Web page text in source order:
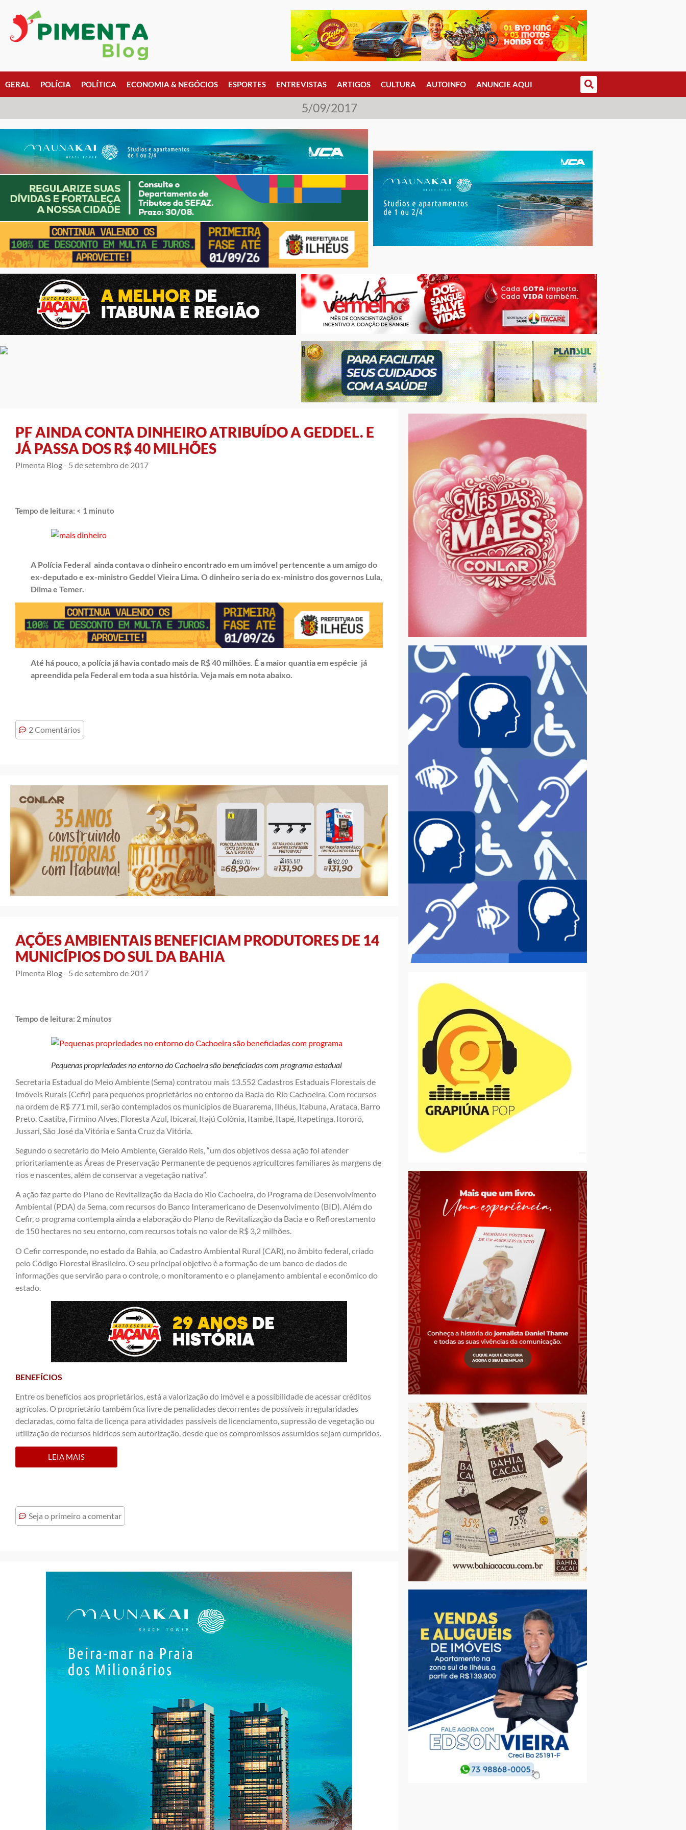
GERAL POLÍCIA POLÍTICA ECONOMIA & NEGÓCIOS ESPORTES ENTREVISTAS ARTIGOS CULTURA AUTOINFO ANUNCIE AQUI
5/09/2017
PF AINDA CONTA DINHEIRO ATRIBUÍDO A GEDDEL. E
JÁ PASSA DOS R$ 40 MILHÕES
Pimenta Blog - 5 de setembro de 2017
Tempo de leitura: < 1 minuto
A Polícia Federal ainda contava o dinheiro encontrado em um imóvel pertencente a um amigo do
ex-deputado e ex-ministro Geddel Vieira Lima. O dinheiro seria do ex-ministro dos governos Lula,
Dilma e Temer.
Até há pouco, a polícia já havia contado mais de R$ 40 milhões. É a maior quantia em espécie já
apreendida pela Federal em toda a sua história. Veja mais em nota abaixo.
2 Comentários
AÇÕES AMBIENTAIS BENEFICIAM PRODUTORES DE 14
MUNICÍPIOS DO SUL DA BAHIA
Pimenta Blog - 5 de setembro de 2017
Tempo de leitura: 2 minutos
Pequenas propriedades no entorno do Cachoeira são beneficiadas com programa estadual
Secretaria Estadual do Meio Ambiente (Sema) contratou mais 13.552 Cadastros Estaduais Florestais de
Imóveis Rurais (Cefir) para pequenos proprietários no entorno da Bacia do Rio Cachoeira. Com recursos
na ordem de R$ 771 mil, serão contemplados os municípios de Buararema, Ilhéus, Itabuna, Arataca, Barro
Preto, Caatiba, Firmino Alves, Floresta Azul, Ibicaraí, Itajú Colônia, Itambé, Itapé, Itapetinga, Itororó,
Jussari, São José da Vitória e Santa Cruz da Vitória.
Segundo o secretário do Meio Ambiente, Geraldo Reis, “um dos objetivos dessa ação foi atender
prioritariamente as Áreas de Preservação Permanente de pequenos agricultores familiares às margens de
rios e nascentes, além de conservar a vegetação nativa”.
A ação faz parte do Plano de Revitalização da Bacia do Rio Cachoeira, do Programa de Desenvolvimento
Ambiental (PDA) da Sema, com recursos do Banco Interamericano de Desenvolvimento (BID). Além do
Cefir, o programa contempla ainda a elaboração do Plano de Revitalização da Bacia e o Reflorestamento
de 150 hectares no seu entorno, com recursos totais no valor de R$ 3,2 milhões.
O Cefir corresponde, no estado da Bahia, ao Cadastro Ambiental Rural (CAR), no âmbito federal, criado
pelo Código Florestal Brasileiro. O seu principal objetivo é a formação de um banco de dados de
informações que servirão para o controle, o monitoramento e o planejamento ambiental e econômico do
estado.
BENEFÍCIOS
Entre os benefícios aos proprietários, está a valorização do imóvel e a possibilidade de acessar créditos
agrícolas. O proprietário também fica livre de penalidades decorrentes de possíveis irregularidades
declaradas, como falta de licença para atividades passíveis de licenciamento, supressão de vegetação ou
utilização de recursos hídricos sem autorização, desde que os compromissos assumidos sejam cumpridos.
LEIA MAIS
Seja o primeiro a comentar